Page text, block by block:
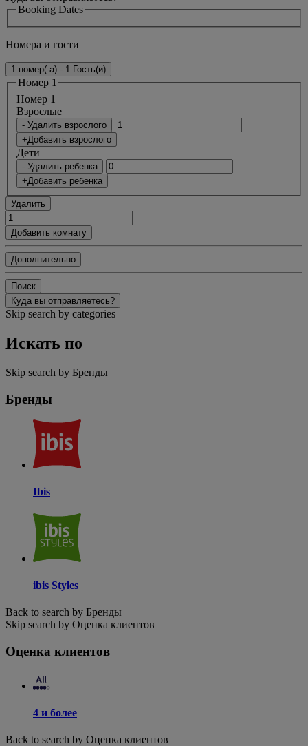
Booking Dates
Номера и гости
1 номер(-а) - 1 Гость(и)
Номер 1
Номер 1
Bзрослые
- Удалить взрослого
+Добавить взрослого
Дети
- Удалить ребенка
+Добавить ребенка
Удалить
Добавить комнату
Дополнительно
Поиск
Куда вы отправляетесь?
Skip search by categories
Искать по
Skip search by Бренды
Бренды
Ibis
ibis Styles
Back to search by Бренды
Skip search by Оценка клиентов
Оценка клиентов
4 и более
Back to search by Оценка клиентов